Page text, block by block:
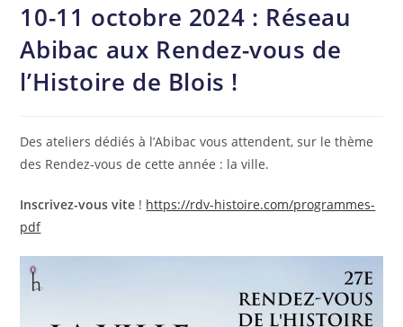
10-11 octobre 2024 : Réseau
Abibac aux Rendez-vous de
l’Histoire de Blois !
Des ateliers dédiés à l’Abibac vous attendent, sur le thème
des Rendez-vous de cette année : la ville.
Inscrivez-vous vite ! https://rdv-histoire.com/programmes-
pdf